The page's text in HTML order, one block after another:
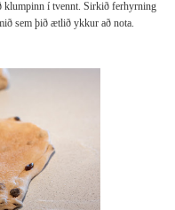
klumpinn í tvennt. Sirkið ferhyrning
sem þið ætlið ykkur að nota.